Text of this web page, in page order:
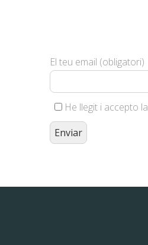
El teu email (obligatori)
He llegit i accepto la